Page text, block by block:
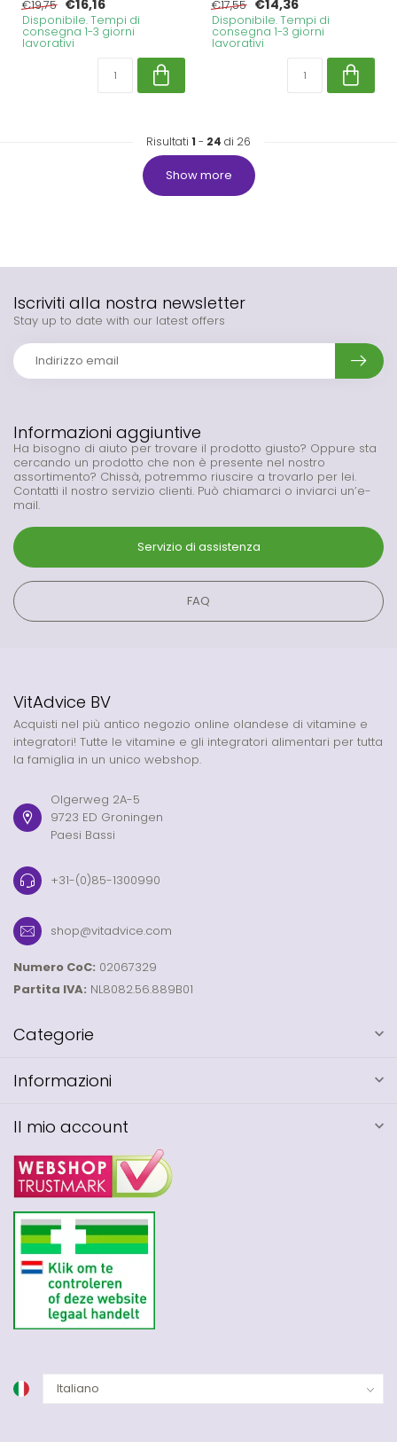
€19,75 €16,16
Disponibile. Tempi di
consegna 1-3 giorni
lavorativi
€17,55 €14,36
Disponibile. Tempi di
consegna 1-3 giorni
lavorativi
Risultati 1 - 24 di 26
Show more
Informazioni aggiuntive
Ha bisogno di aiuto per trovare il prodotto giusto? Oppure sta
cercando un prodotto che non è presente nel nostro
assortimento? Chissà, potremmo riuscire a trovarlo per lei.
Contatti il nostro servizio clienti. Può chiamarci o inviarci un’e-
mail.
Servizio di assistenza
FAQ
Iscriviti alla nostra newsletter
Stay up to date with our latest offers
VitAdvice BV
Acquisti nel più antico negozio online olandese di vitamine e
integratori! Tutte le vitamine e gli integratori alimentari per tutta
la famiglia in un unico webshop.
Olgerweg 2A-5
9723 ED Groningen
Paesi Bassi
+31-(0)85-1300990
shop@vitadvice.com
Numero CoC: 02067329
Partita IVA: NL8082.56.889B01
Categorie
Informazioni
Il mio account